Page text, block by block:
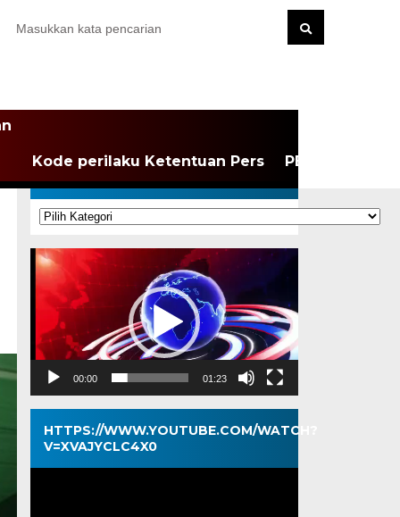
Kode perilaku Ketentuan Pers PEDOMAN
KATEGORI
Kategori
Pemutar
Video
00:00 01:23
HTTPS://WWW.YOUTUBE.COM/WATCH?
V=XVAJYCLC4X0
Pemutar